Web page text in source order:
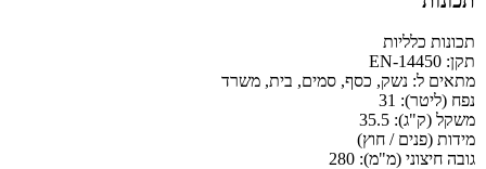
תכונות כלליות
תקן: EN-14450
מתאים ל: נשק, כסף, סמים, בית, משרד
נפח (ליטר): 31
משקל (ק"ג): 35.5
מידות (פנים / חוץ)
גובה חיצוני (מ"מ): 280